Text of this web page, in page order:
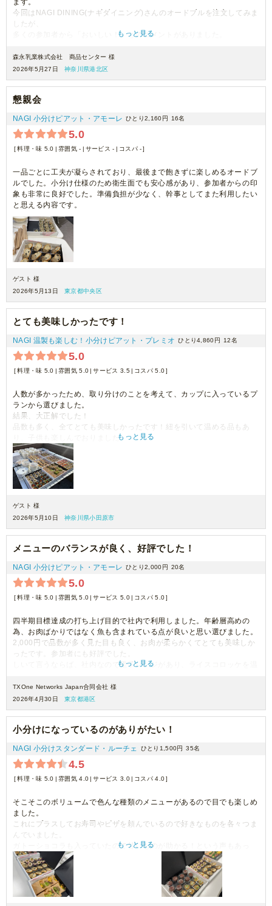
ます。
今回はNAGI DINING(ナギダイニング)さんのオードブルを注文してみま
したが、
多くの参加者から「おいしい！」とのコメントがありました。
また配送も時間予定通りに到着いただき、準備もスムーズに行うことが
できました。
もっと見る
森永乳業株式会社 商品センター 様
2026年5月27日
神奈川県港北区
懇親会
NAGI 小分けピアット・アモーレ ひとり2,160円 16名
5.0
料理・味 5.0 雰囲気 - サービス - コスパ -
一品ごとに工夫が凝らされており、最後まで飽きずに楽しめるオードブ
ルでした。小分け仕様のため衛生面でも安心感があり、参加者からの印
象も非常に良好でした。準備負担が少なく、幹事としてまた利用したい
と思える内容です。
ゲスト 様
2026年5月13日
東京都中央区
とても美味しかったです！
NAGI 温製も楽しむ！小分けピアット・プレミオ ひとり4,860円 12名
5.0
料理・味 5.0 雰囲気 5.0 サービス 3.5 コスパ 5.0
人数が多かったため、取り分けのことを考えて、カップに入っているプ
ランから選びました。
結果、大正解でした！
品数も多く、全てとても美味しかったです！紐を引いて温める品もあ
り、子供も楽しんでおりました。
いろんな種類のお料理を食べられて幸せな1日になりました。
もっと見る
ゲスト 様
2026年5月10日
神奈川県小田原市
メニューのバランスが良く、好評でした！
NAGI 小分けピアット・アモーレ ひとり2,000円 20名
5.0
料理・味 5.0 雰囲気 5.0 サービス 5.0 コスパ 5.0
四半期目標達成の打ち上げ目的で社内で利用しました。年齢層高めの
為、お肉ばかりではなく魚も含まれている点が良いと思い選びました。
2,000円で品数が多く見た目も良く、お肉が柔らかくてとても美味しか
ったです。参加者にも好評でした。
しいて言うならば、社内なので電子レンジがあり、ライスコロッケを温
た。おにぎりも同様です。弊社がお店からは遠いので、搬送の為冷やさ
れておりしょうがないのですが、他のメニューは冷たくても美味しいも
のだったので、来客時のパーティーなどそのまま提供する際は違うメニ
ューの方が良い気がしました。もしくは魚のフリットは美味しかったの
で、あまり冷やさない方が良いと思いました。真夏になると無理でしょ
全体的にはデザートまで付いて、とても満足できる内容でした。
もっと見る
TXOne Networks Japan合同会社 様
2026年4月30日
東京都港区
小分けになっているのがありがたい！
NAGI 小分けスタンダード・ルーチェ ひとり1,500円 35名
4.5
料理・味 5.0 雰囲気 4.0 サービス 3.0 コスパ 4.0
そこそこのボリュームで色んな種類のメニューがあるので目でも楽しめ
ました。
これにプラスしてお寿司やピザを頼んでいるので好きなものを各々つま
んでいました。
ガトーショコラも入っていたので甘いものが助かる！という声もあっ
て、こちらで頼んでよかったと思いました。
配達の方は段ボールを置いてすぐ帰ってしまったため中身の確認を一緒
にした方がいいと思うのですが配達はまったく関係ないところがしてい
るのでしょうか。
もっと見る